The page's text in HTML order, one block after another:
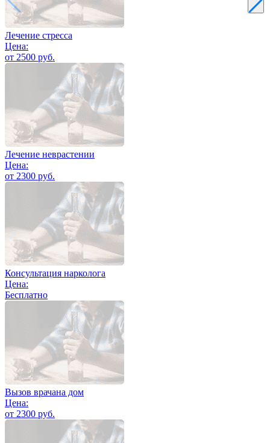
Лечение стресса
Цена:
от 2500 руб.
Лечение неврастении
Цена:
от 2300 руб.
Консультация нарколога
Цена:
Бесплатно
Вызов врачана дом
Цена:
от 2300 руб.